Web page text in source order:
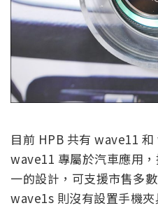
目前 HPB 共有 wave11 和
wave11 專屬於汽車應用
一的設計，可支援市售多
wave1s 則沒有設置手機